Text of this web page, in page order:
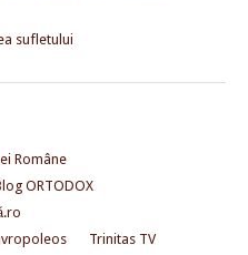
sufletului
Române
ORTODOX
Trinitas TV